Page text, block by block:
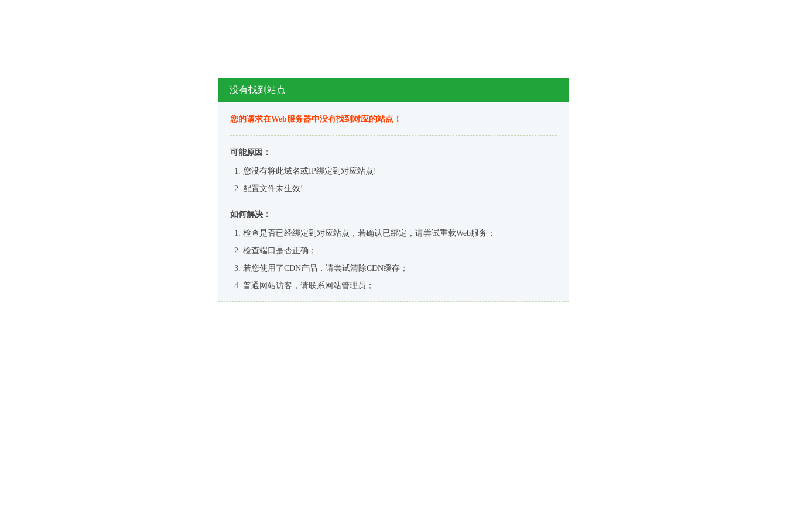
没有找到站点
您的请求在Web服务器中没有找到对应的站点！
可能原因：
您没有将此域名或IP绑定到对应站点!
配置文件未生效!
如何解决：
检查是否已经绑定到对应站点，若确认已绑定，请尝试重载Web服务；
检查端口是否正确；
若您使用了CDN产品，请尝试清除CDN缓存；
普通网站访客，请联系网站管理员；